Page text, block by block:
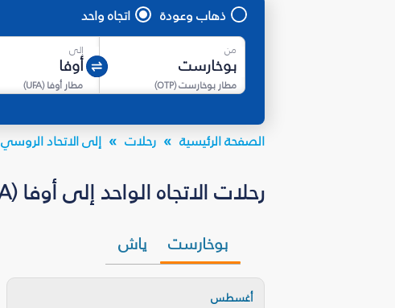
ذهاب وعودة اتجاه واحد
من
مطار بوخارست(
OTP
)
إلى
مطار أوفا(
UFA
)
الصفحة الرئيسية رحلات إلى الاتحاد الروسي
رحلات الاتجاه الواحد إلى أوفا (UFA) بأسعار تبدأ من EUR 634.91* - فلاي دبي
بوخارست ياش
أغسطس